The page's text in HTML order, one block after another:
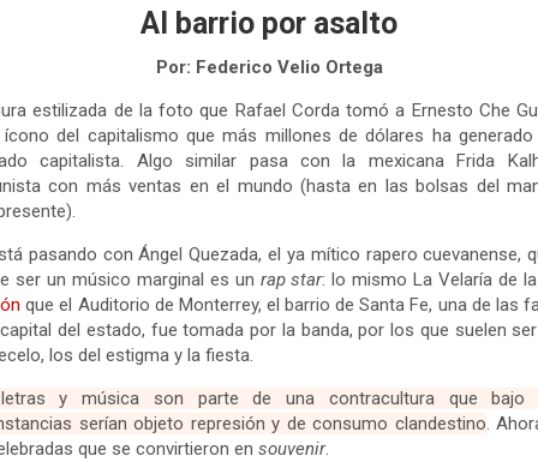
Al barrio por asalto
Por: Federico Velio Ortega
estilizada de la foto que Rafael Corda tomó a Ernesto Che
del capitalismo que más millones de dólares ha
capitalista. Algo similar pasa con la mexicana Frida
con más ventas en el mundo (hasta en las bolsas del
pasando con Ángel Quezada, el ya mítico rapero cuevanense,
ser un músico marginal es un rap star: lo mismo La Velaría de
que el Auditorio de Monterrey, el barrio de Santa Fe, una de las
del estado, fue tomada por la banda, por los que suelen
los del estigma y la fiesta.
y música son parte de una contracultura que bajo
serían objeto represión y de consumo clandestino.
que se convirtieron en souvenir.